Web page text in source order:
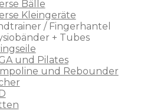
Bälle
Kleingeräte
/ Fingerhantel
+ Tubes
und Pilates
und Rebounder